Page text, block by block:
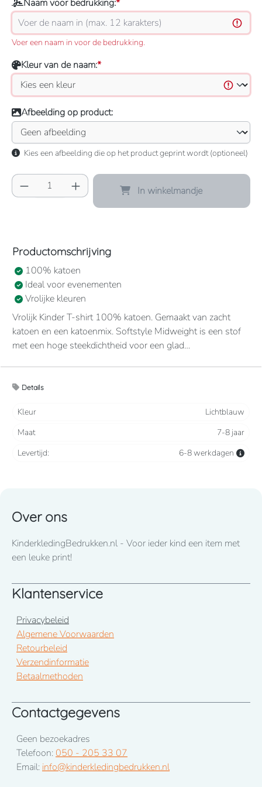
Naam voor bedrukking:*
Voer een naam in voor de bedrukking.
Kleur van de naam:*
Afbeelding op product:
Kies een afbeelding die op het product geprint wordt (optioneel)
Producthoeveelheid: Voer de gewenste
In winkelmandje
Productomschrijving
100% katoen
Ideal voor evenementen
Vrolijke kleuren
Vrolijk Kinder T-shirt 100% katoen. Gemaakt van zacht
katoen en een katoenmix. Softstyle Midweight is een stof
met een hoge steekdichtheid voor een glad
met ribboord. Nektape in de kraag en aan de schouders,
Details
Kleur
Lichtblauw
Maat
7-8 jaar
Levertijd:
6-8 werkdagen
Over ons
KinderkledingBedrukken.nl - Voor ieder kind een item met
een leuke print!
Klantenservice
Privacybeleid
Algemene Voorwaarden
Retourbeleid
Verzendinformatie
Betaalmethoden
Contactgegevens
Geen bezoekadres
Telefoon: 050 - 205 33 07
Email: info@kinderkledingbedrukken.nl